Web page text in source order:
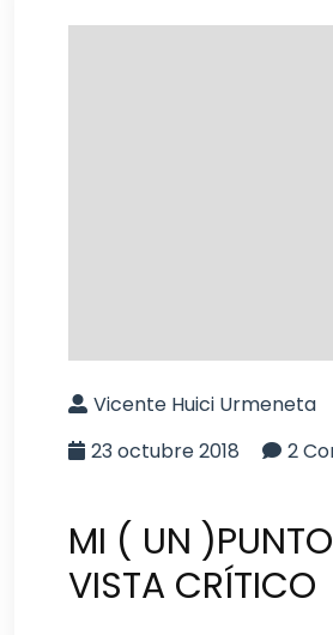
Vicente Huici Urmeneta
23 octubre 2018
2
MI ( UN
VISTA CRÍTICO